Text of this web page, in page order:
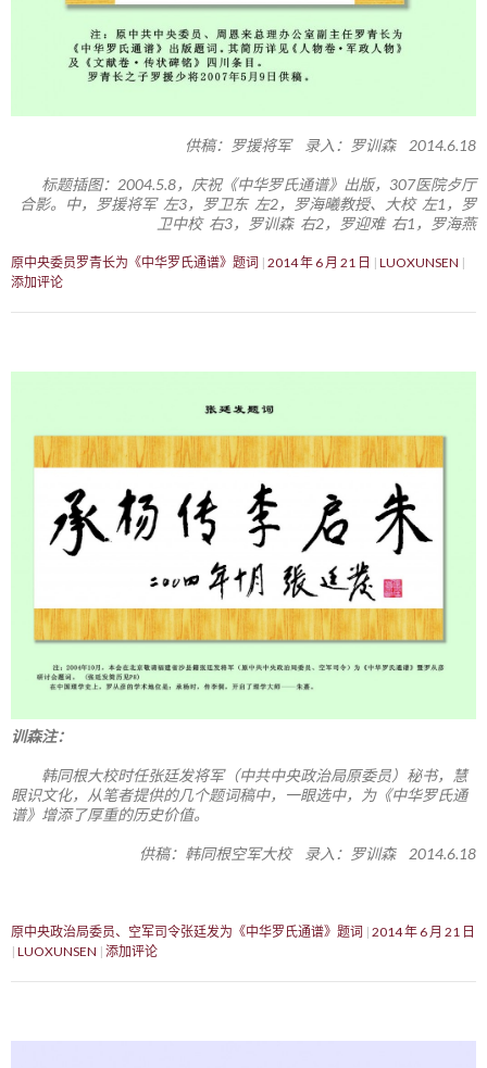
供稿：罗援将军 录入：罗训森 2014.6.18
标题插图：2004.5.8，庆祝《中华罗氏通谱》出版，307医院歺厅
合影。中，罗援将军 左3，罗卫东 左2，罗海曦教授、大校 左1，罗
卫中校 右3，罗训森 右2，罗迎难 右1，罗海燕
原中央委员罗青长为《中华罗氏通谱》题词 2014 年 6 月 21 日
LUOXUNSEN
添加评论
训森注：
韩同根大校时任张廷发将军（中共中央政治局原委员）秘书，慧
眼识文化，从笔者提供的几个题词稿中，一眼选中，为《中华罗氏通
谱》增添了厚重的历史价值。
供稿：韩同根空军大校 录入：罗训森 2014.6.18
原中央政治局委员、空军司令张廷发为《中华罗氏通谱》题词 2014 年 6 月 21 日
LUOXUNSEN 添加评论